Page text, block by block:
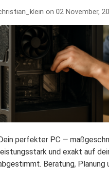
on 02 November,
perfekter PC —
und exakt auf
Beratung, Planung